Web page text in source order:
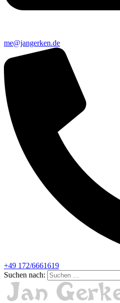
me@jangerken.de
+49 172/6661619
Suchen nach: